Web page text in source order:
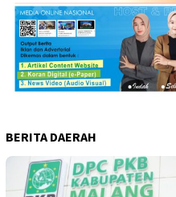
BERITA DAERAH